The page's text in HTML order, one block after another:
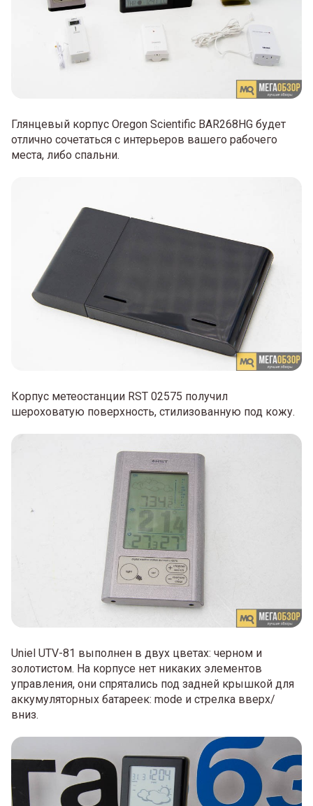
Глянцевый корпус Oregon Scientific BAR268HG будет
отлично сочетаться с интерьеров вашего рабочего
места, либо спальни.
Корпус метеостанции RST 02575 получил
шероховатую поверхность, стилизованную под кожу.
Uniel UTV-81 выполнен в двух цветах: черном и
золотистом. На корпусе нет никаких элементов
управления, они спрятались под задней крышкой для
аккумуляторных батареек: mode и стрелка вверх/
вниз.